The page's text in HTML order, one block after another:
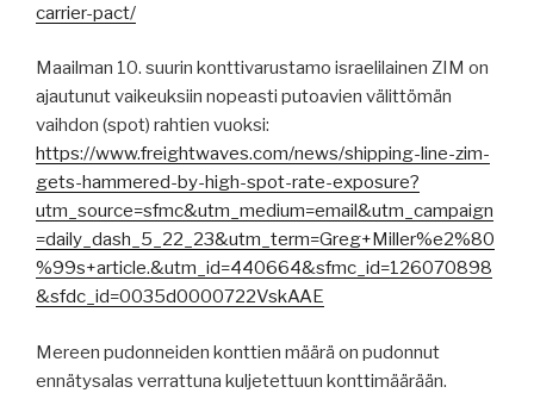
carrier-pact/
Maailman 10. suurin konttivarustamo israelilainen ZIM on
ajautunut vaikeuksiin nopeasti putoavien välittömän
vaihdon (spot) rahtien vuoksi:
https://www.freightwaves.com/news/shipping-line-zim-
gets-hammered-by-high-spot-rate-exposure?
utm_source=sfmc&utm_medium=email&utm_campaign
=daily_dash_5_22_23&utm_term=Greg+Miller%e2%80
%99s+article.&utm_id=440664&sfmc_id=126070898
&sfdc_id=0035d0000722VskAAE
Mereen pudonneiden konttien määrä on pudonnut
ennätysalas verrattuna kuljetettuun konttimäärään.